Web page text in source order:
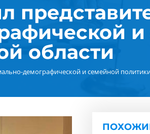
области
демографической и семейной